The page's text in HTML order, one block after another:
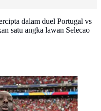
dalam duel Portugal vs
satu angka lawan Selecao
sejarah RD